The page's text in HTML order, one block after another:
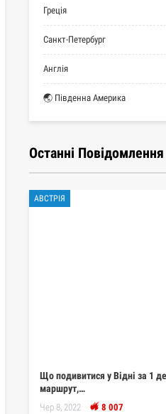
Греція
Санкт-Петербург
Англія
🌏 Південна Америка
Останні Повідомлення
АВСТРІЯ
Що подивитися у Відні за 1
маршрут,…
Чер 8, 2022 8 007